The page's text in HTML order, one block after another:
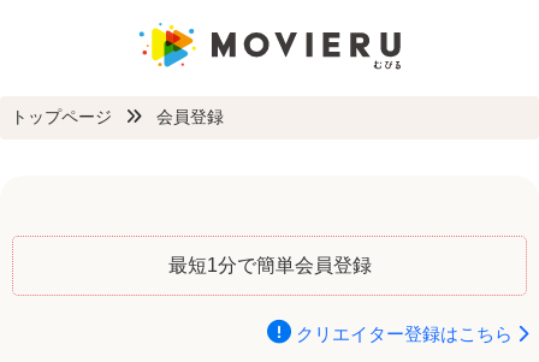
トップページ 会員登録
最短1分で簡単会員登録
クリエイター登録はこちら